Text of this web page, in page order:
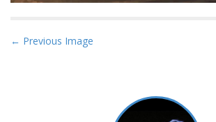
P
← Previous Image